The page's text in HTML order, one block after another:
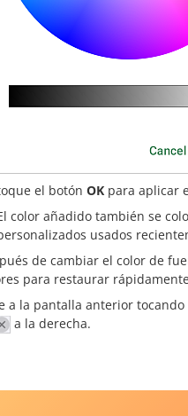
el botón OK para aplicar
color añadido también se
usados
de cambiar el color de
para restaurar
a la pantalla anterior tocando
a la derecha.